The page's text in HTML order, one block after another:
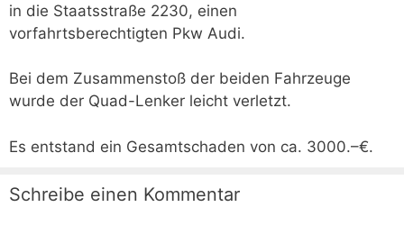
in die Staatsstraße 2230, einen
vorfahrtsberechtigten Pkw Audi.
Bei dem Zusammenstoß der beiden Fahrzeuge
wurde der Quad-Lenker leicht verletzt.
Es entstand ein Gesamtschaden von ca. 3000.–€.
Schreibe einen Kommentar